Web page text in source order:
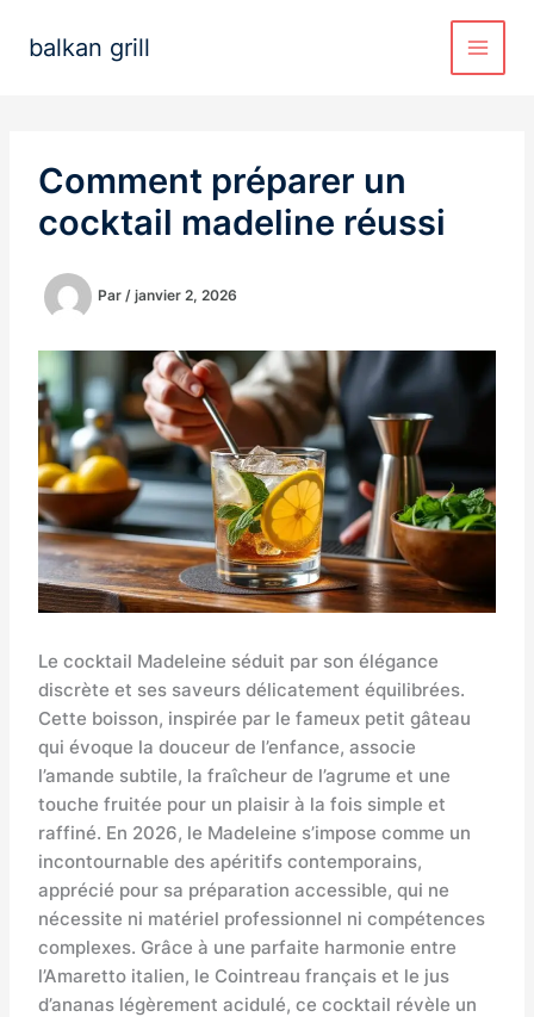
balkan grill
Comment préparer un
cocktail madeline réussi
Par / janvier 2, 2026
Le cocktail Madeleine séduit par son élégance
discrète et ses saveurs délicatement équilibrées.
Cette boisson, inspirée par le fameux petit gâteau
qui évoque la douceur de l’enfance, associe
l’amande subtile, la fraîcheur de l’agrume et une
touche fruitée pour un plaisir à la fois simple et
raffiné. En 2026, le Madeleine s’impose comme un
incontournable des apéritifs contemporains,
apprécié pour sa préparation accessible, qui ne
nécessite ni matériel professionnel ni compétences
complexes. Grâce à une parfaite harmonie entre
l’Amaretto italien, le Cointreau français et le jus
d’ananas légèrement acidulé, ce cocktail révèle un